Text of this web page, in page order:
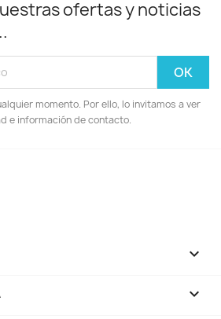
ofertas y noticias
momento. Por ello, lo invitamos a ver
e información de contacto.

